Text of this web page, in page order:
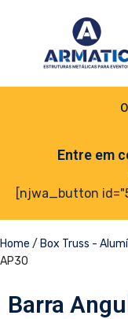
Entre em
[njwa_button
Home / Box Truss -
AP30
Barra